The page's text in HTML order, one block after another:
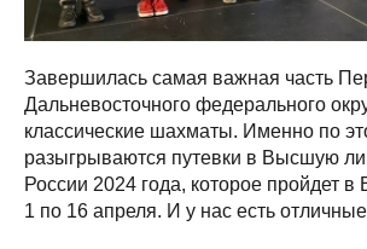
Завершилась самая важная часть
Дальневосточного федерального
классические шахматы. Именно по
разыгрываются путевки в Высшую
России 2024 года, которое пройдет в
1 по 16 апреля. И у нас есть